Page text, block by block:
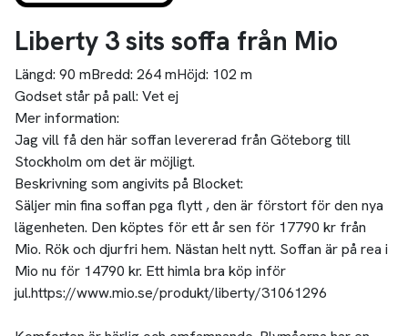
Liberty 3 sits soffa från Mio
Längd: 90 mBredd: 264 mHöjd: 102 m
Godset står på pall: Vet ej
Mer information:
Jag vill få den här soffan levererad från Göteborg till
Stockholm om det är möjligt.
Beskrivning som angivits på Blocket:
Säljer min fina soffan pga flytt , den är förstort för den nya
lägenheten. Den köptes för ett år sen för 17790 kr från
Mio. Rök och djurfri hem. Nästan helt nytt. Soffan är på rea i
Mio nu för 14790 kr. Ett himla bra köp inför
jul.https://www.mio.se/produkt/liberty/31061296